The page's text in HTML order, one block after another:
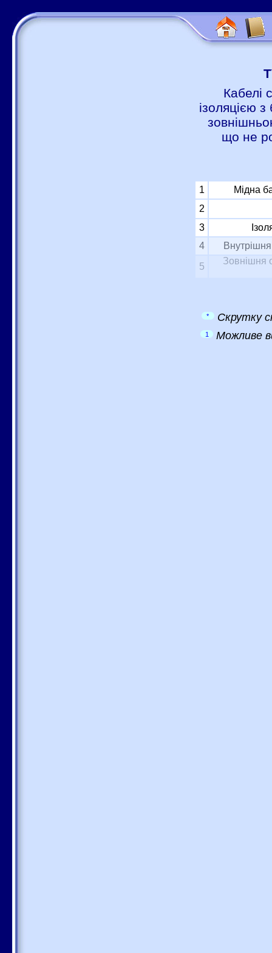
Кабелі
ізоляцією з
що не
1
Мідна
2
3
4
Внутрішня
5
Зовнішня
* Скрутку
1 Можливе